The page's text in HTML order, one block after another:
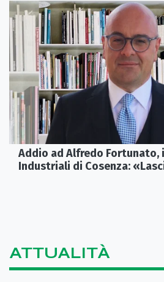
Addio ad Alfredo
Industriali di Cosenza:
ATTUALITÀ